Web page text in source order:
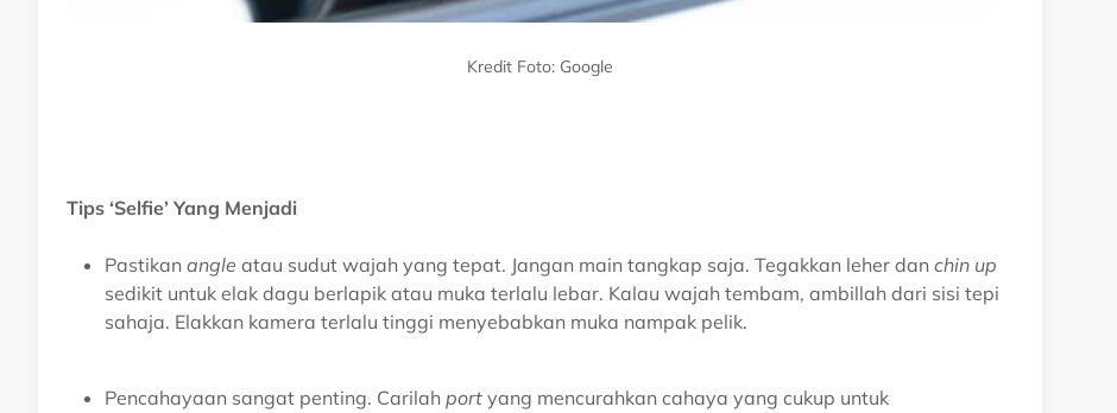
Kredit Foto: Google
Tips ‘Selfie’ Yang Menjadi
Pastikan angle atau sudut wajah yang tepat. Jangan main tangkap saja. Tegakkan leher dan chin up
sedikit untuk elak dagu berlapik atau muka terlalu lebar. Kalau wajah tembam, ambillah dari sisi tepi
sahaja. Elakkan kamera terlalu tinggi menyebabkan muka nampak pelik.
Pencahayaan sangat penting. Carilah port yang mencurahkan cahaya yang cukup untuk